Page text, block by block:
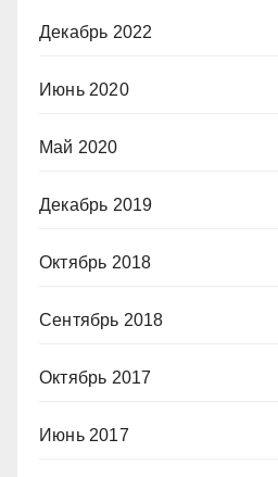
Декабрь 2022
Июнь 2020
Май 2020
Декабрь 2019
Октябрь 2018
Сентябрь 2018
Октябрь 2017
Июнь 2017